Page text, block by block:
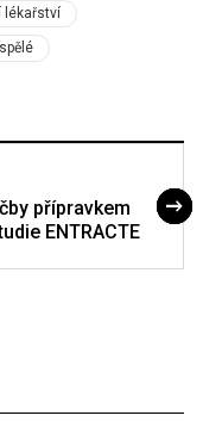
lékařství
přípravkem
ENTRACTE